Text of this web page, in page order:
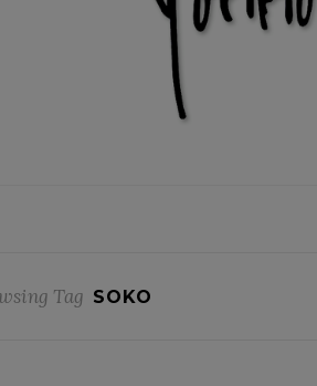
Tag SOKO